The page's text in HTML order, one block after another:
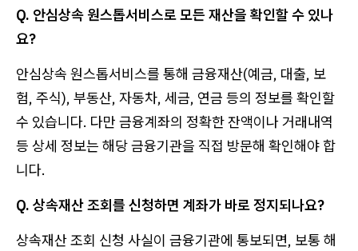
Q. 안심상속 원스톱서비스로 모든 재산을 확인할 수 있나
요?
안심상속 원스톱서비스를 통해 금융재산(예금, 대출, 보
험, 주식), 부동산, 자동차, 세금, 연금 등의 정보를 확인할
수 있습니다. 다만 금융계좌의 정확한 잔액이나 거래내역
등 상세 정보는 해당 금융기관을 직접 방문해 확인해야 합
니다.
Q. 상속재산 조회를 신청하면 계좌가 바로 정지되나요?
상속재산 조회 신청 사실이 금융기관에 통보되면, 보통 해